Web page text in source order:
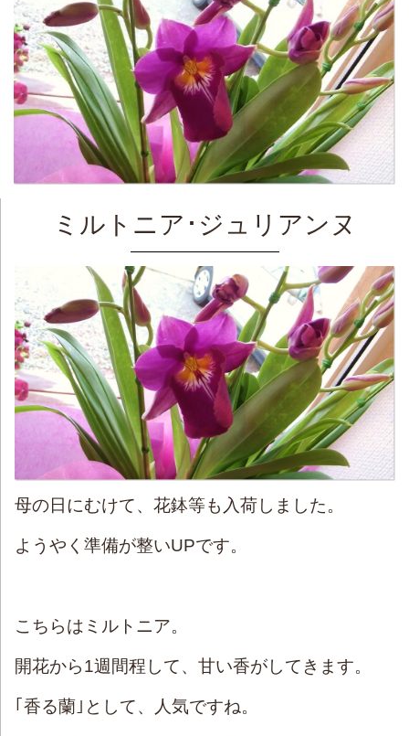
ミルトニア･ジュリアンヌ
母の日にむけて、花鉢等も入荷しました。
ようやく準備が整いUPです。
こちらはミルトニア。
開花から1週間程して、甘い香がしてきます。
｢香る蘭｣として、人気ですね。